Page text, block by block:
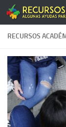
Saltar al
RECURSOS